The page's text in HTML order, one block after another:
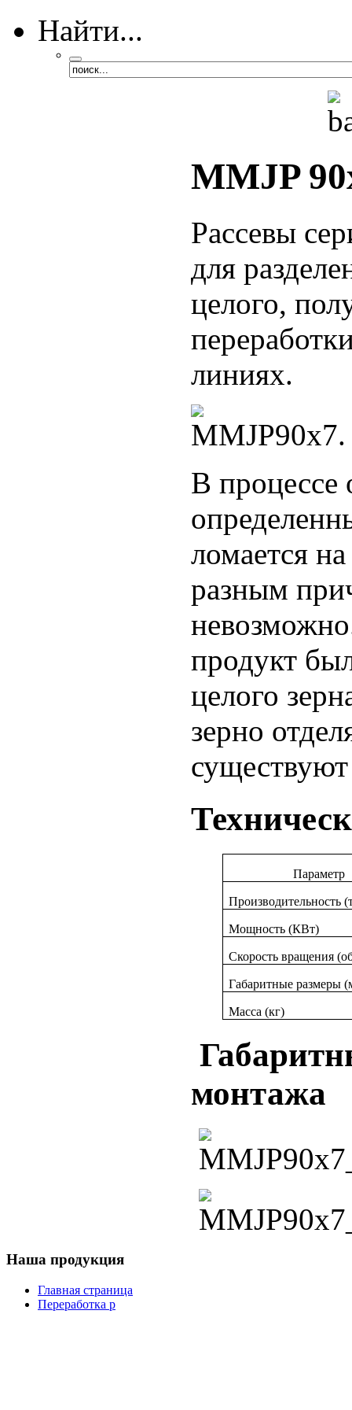
Найти...
MMJP
Рассевы
для
целого,
линиях.
В
ломается
разным
продукт
целого
зерно
Параметр
Производительность
Мощность (КВт)
Скорость вращения
Габаритные размеры
Масса (кг)
монтажа
Наша продукция
Главная страница
Переработка р